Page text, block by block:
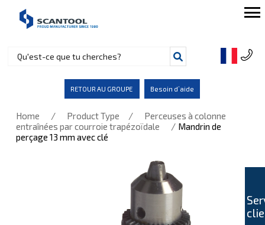
RETOUR AU GROUPE Besoin d’aide
Home / Product Type /
Perceuses à colonne
entraînées par courroie trapézoïdale
/ Mandrin de
perçage 13 mm avec clé